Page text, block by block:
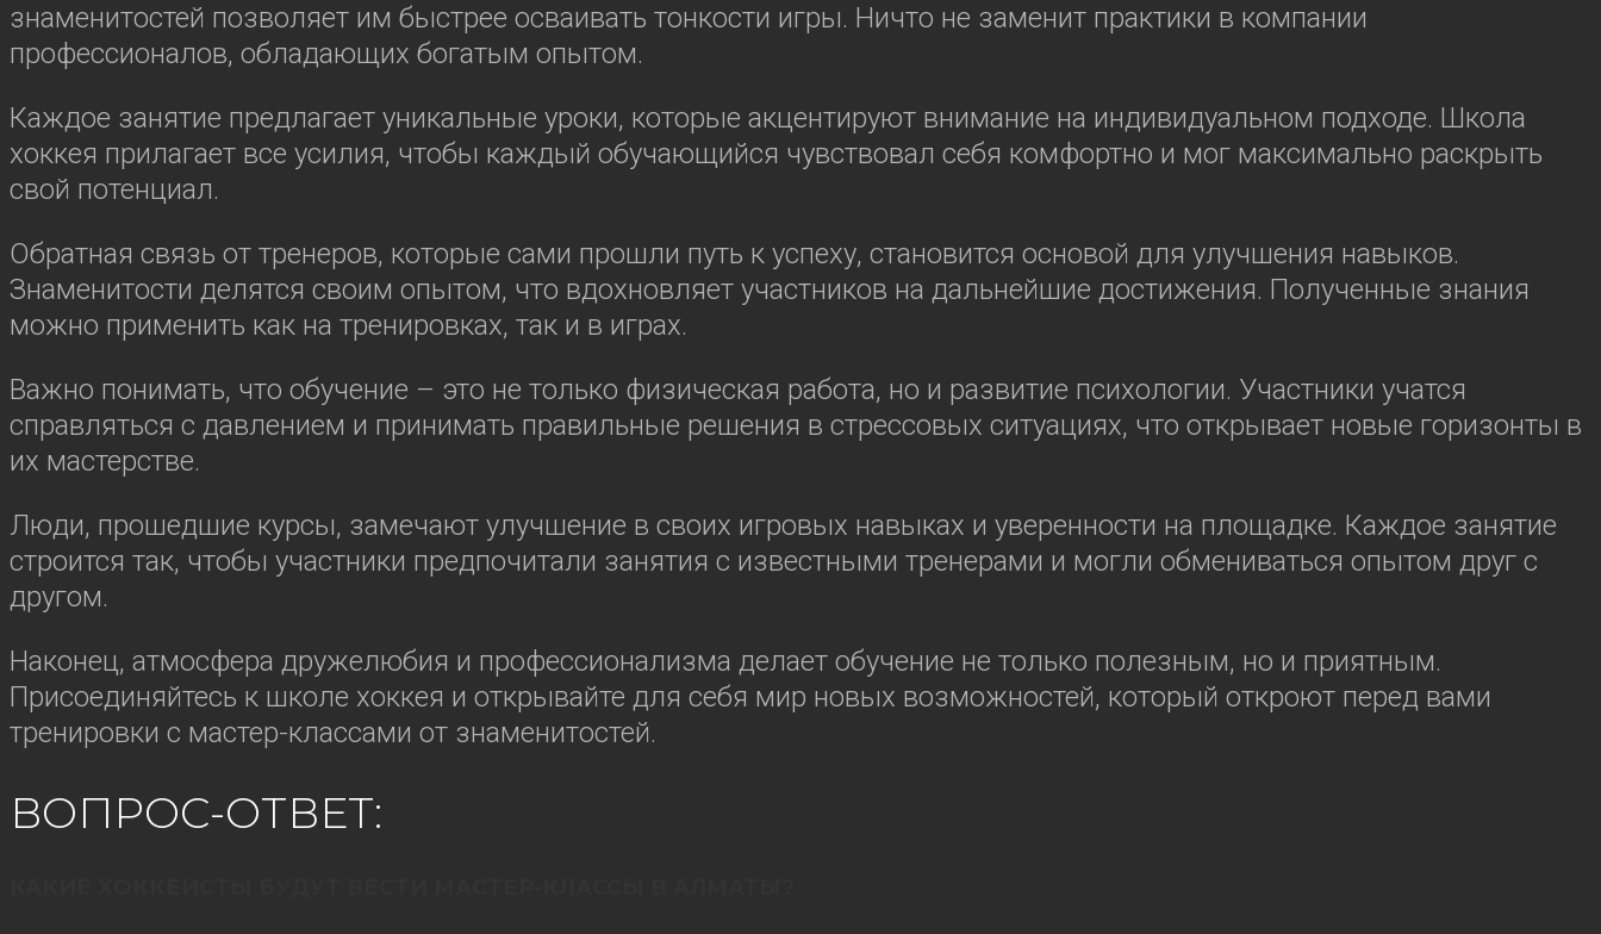
знаменитостей позволяет им быстрее осваивать тонкости игры. Ничто не заменит практики в компании
профессионалов, обладающих богатым опытом.
Каждое занятие предлагает уникальные уроки, которые акцентируют внимание на индивидуальном подходе. Школа
хоккея прилагает все усилия, чтобы каждый обучающийся чувствовал себя комфортно и мог максимально раскрыть
свой потенциал.
Обратная связь от тренеров, которые сами прошли путь к успеху, становится основой для улучшения навыков.
Знаменитости делятся своим опытом, что вдохновляет участников на дальнейшие достижения. Полученные знания
можно применить как на тренировках, так и в играх.
Важно понимать, что обучение – это не только физическая работа, но и развитие психологии. Участники учатся
справляться с давлением и принимать правильные решения в стрессовых ситуациях, что открывает новые горизонты в
их мастерстве.
Люди, прошедшие курсы, замечают улучшение в своих игровых навыках и уверенности на площадке. Каждое занятие
строится так, чтобы участники предпочитали занятия с известными тренерами и могли обмениваться опытом друг с
другом.
Наконец, атмосфера дружелюбия и профессионализма делает обучение не только полезным, но и приятным.
Присоединяйтесь к школе хоккея и открывайте для себя мир новых возможностей, который откроют перед вами
тренировки с мастер-классами от знаменитостей.
ВОПРОС-ОТВЕТ: